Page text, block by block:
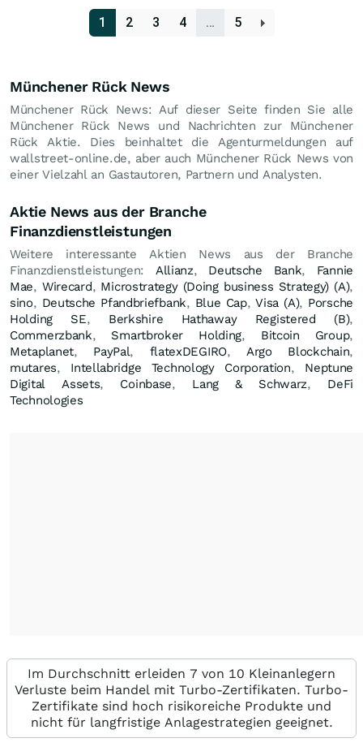
1 2 3 4 … 5
Münchener Rück News
Münchener Rück News: Auf dieser Seite finden Sie alle
Münchener Rück News und Nachrichten zur Münchener
Rück Aktie. Dies beinhaltet die Agenturmeldungen auf
wallstreet-online.de, aber auch Münchener Rück News von
einer Vielzahl an Gastautoren, Partnern und Analysten.
Aktie News aus der Branche
Finanzdienstleistungen
Weitere interessante Aktien News aus der Branche
Finanzdienstleistungen: Allianz, Deutsche Bank, Fannie
Mae, Wirecard, Microstrategy (Doing business Strategy) (A),
sino, Deutsche Pfandbriefbank, Blue Cap,Visa (A), Porsche
Holding SE, Berkshire Hathaway Registered (B),
Commerzbank, Smartbroker Holding, Bitcoin Group,
Metaplanet, PayPal, flatexDEGIRO,Argo Blockchain,
mutares, Intellabridge Technology Corporation, Neptune
Digital Assets, Coinbase, Lang & Schwarz, DeFi
Technologies
Im Durchschnitt erleiden 7 von 10 Kleinanlegern
Verluste beim Handel mit Turbo-Zertifikaten. Turbo-
Zertifikate sind hoch risikoreiche Produkte und
nicht für langfristige Anlagestrategien geeignet.